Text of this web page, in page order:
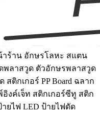
าร้าน อักษรโลหะ สแตน
พลาสวูด ตัวอักษรพลาสวูด
ติกเกอร์ PP Board ฉลาก
งค์เจ็ท สติกเกอร์ซีทู สติก
ยไฟ LED ป้ายไฟดัด